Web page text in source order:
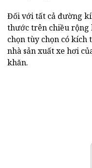
Đối với tất cả đường
thước trên chiều rộng
chọn tùy chọn có kích
nhà sản xuất xe hơi
khăn.